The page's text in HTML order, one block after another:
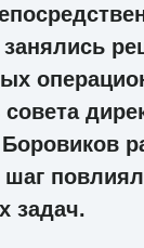
шаг
задач.